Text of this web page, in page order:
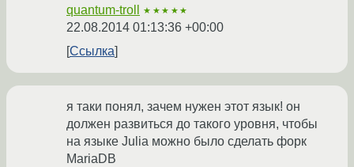
quantum-troll ★★★★★
22.08.2014 01:13:36 +00:00
Ссылка
я таки понял, зачем нужен этот язык! он
должен развиться до такого уровня, чтобы
на языке Julia можно было сделать форк
MariaDB